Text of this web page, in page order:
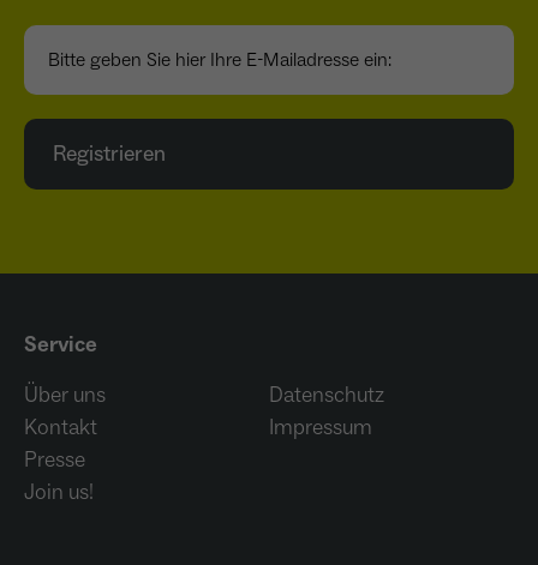
Bitte geben Sie hier Ihre E-Mailadresse ein:
Registrieren
Service
Über uns
Kontakt
Presse
Join us!
Datenschutz
Impressum